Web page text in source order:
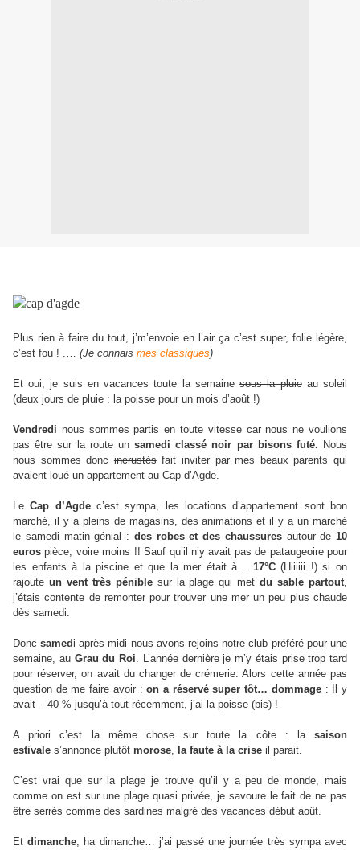
Plus rien à faire du tout, j’m’envoie en l’air ça c’est super, folie légère,
c’est fou ! .… (Je connais mes classiques)
Et oui, je suis en vacances toute la semainesous la pluieau soleil
(deux jours de pluie : la poisse pour un mois d’août !)
Vendredi nous sommes partis en toute vitesse car nous ne voulions
pas être sur la route un samedi classé noir par bisons futé. Nous
nous sommes doncincrustésfait inviter par mes beaux parents qui
avaient loué un appartement au Cap d’Agde.
LeCap d’Agdec’est sympa, les locations d’appartement sont bon
marché, il y a pleins de magasins, des animations et il y a un marché
le samedi matin génial : des robes et des chaussuresautour de 10
euros pièce, voire moins !! Sauf qu’il n’y avait pas de pataugeoire pour
les enfants à la piscine et que la mer était à… 17°C(Hiiiiii !) si on
rajoute un vent très péniblesur la plage qui metdu sable partout,
j’étais contente de remonter pour trouver une mer un peu plus chaude
dès samedi.
Doncsamedi après-midi nous avons rejoins notre club préféré pour une
semaine, au Grau du Roi. L’année dernière je m’y étais prise trop tard
pour réserver, on avait du changer de crémerie. Alors cette année pas
question de me faire avoir :on a réservé super tôt… dommage : Il y
avait – 40 % jusqu’à tout récemment, j’ai la poisse (bis) !
A priori c’est la même chose sur toute la côte : la saison
estivale s’annonce plutôt morose, la faute à la crise il parait.
C’est vrai que sur la plage je trouve qu’il y a peu de monde, mais
comme on est sur une plage quasi privée, je savoure le fait de ne pas
être serrés comme des sardines malgré des vacances début août.
Etdimanche, ha dimanche… j’ai passé une journée très sympa avec